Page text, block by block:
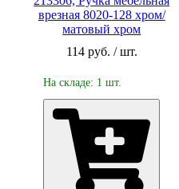
врезная 8020-128 хром/
матовый хром
114 руб. / шт.
На складе: 1 шт.